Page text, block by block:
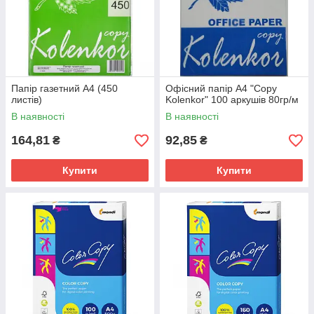
Папір газетний А4 (450
листів)
В наявності
164,81 ₴
Купити
Офісний папір A4 "Copy
Kolenkor" 100 аркушів 80гр/м
В наявності
92,85 ₴
Купити